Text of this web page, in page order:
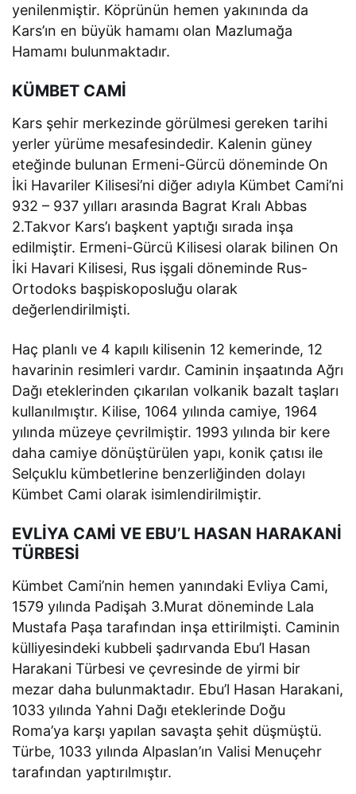
yenilenmiştir. Köprünün hemen yakınında da
Kars’ın en büyük hamamı olan Mazlumağa
Hamamı bulunmaktadır.
KÜMBET CAMİ
Kars şehir merkezinde görülmesi gereken tarihi
yerler yürüme mesafesindedir. Kalenin güney
eteğinde bulunan Ermeni-Gürcü döneminde On
İki Havariler Kilisesi’ni diğer adıyla Kümbet Cami’ni
932 – 937 yılları arasında Bagrat Kralı Abbas
2.Takvor Kars’ı başkent yaptığı sırada inşa
edilmiştir. Ermeni-Gürcü Kilisesi olarak bilinen On
İki Havari Kilisesi, Rus işgali döneminde Rus-
Ortodoks başpiskoposluğu olarak
değerlendirilmişti.
Haç planlı ve 4 kapılı kilisenin 12 kemerinde, 12
havarinin resimleri vardır. Caminin inşaatında Ağrı
Dağı eteklerinden çıkarılan volkanik bazalt taşları
kullanılmıştır. Kilise, 1064 yılında camiye, 1964
yılında müzeye çevrilmiştir. 1993 yılında bir kere
daha camiye dönüştürülen yapı, konik çatısı ile
Selçuklu kümbetlerine benzerliğinden dolayı
Kümbet Cami olarak isimlendirilmiştir.
EVLİYA CAMİ VE EBU’L HASAN HARAKANİ
TÜRBESİ
Kümbet Cami’nin hemen yanındaki Evliya Cami,
1579 yılında Padişah 3.Murat döneminde Lala
Mustafa Paşa tarafından inşa ettirilmişti. Caminin
külliyesindeki kubbeli şadırvanda Ebu’l Hasan
Harakani Türbesi ve çevresinde de yirmi bir
mezar daha bulunmaktadır. Ebu’l Hasan Harakani,
1033 yılında Yahni Dağı eteklerinde Doğu
Roma’ya karşı yapılan savaşta şehit düşmüştü.
Türbe, 1033 yılında Alpaslan’ın Valisi Menuçehr
tarafından yaptırılmıştır.